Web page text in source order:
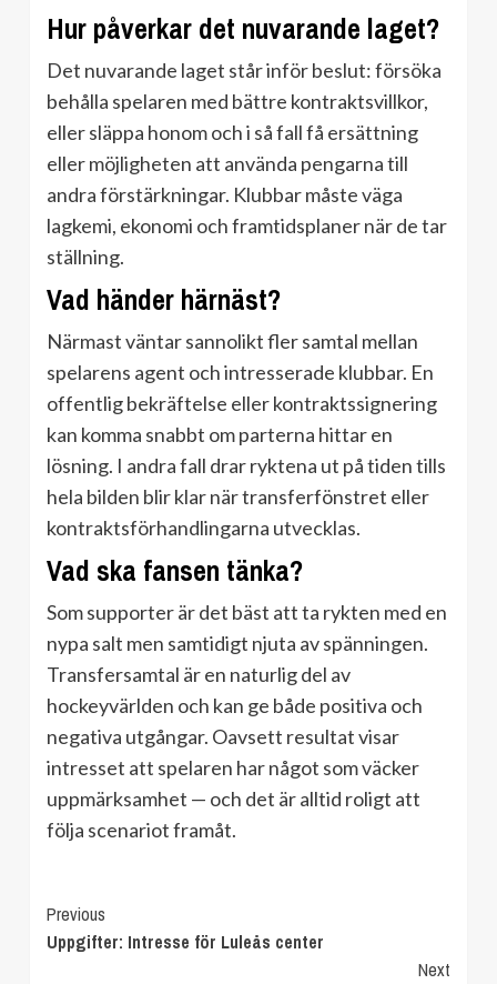
Hur påverkar det nuvarande laget?
Det nuvarande laget står inför beslut: försöka
behålla spelaren med bättre kontraktsvillkor,
eller släppa honom och i så fall få ersättning
eller möjligheten att använda pengarna till
andra förstärkningar. Klubbar måste väga
lagkemi, ekonomi och framtidsplaner när de tar
ställning.
Vad händer härnäst?
Närmast väntar sannolikt fler samtal mellan
spelarens agent och intresserade klubbar. En
offentlig bekräftelse eller kontraktssignering
kan komma snabbt om parterna hittar en
lösning. I andra fall drar ryktena ut på tiden tills
hela bilden blir klar när transferfönstret eller
kontraktsförhandlingarna utvecklas.
Vad ska fansen tänka?
Som supporter är det bäst att ta rykten med en
nypa salt men samtidigt njuta av spänningen.
Transfersamtal är en naturlig del av
hockeyvärlden och kan ge både positiva och
negativa utgångar. Oavsett resultat visar
intresset att spelaren har något som väcker
uppmärksamhet — och det är alltid roligt att
följa scenariot framåt.
Continue
Reading
Previous
Uppgifter: Intresse för Luleås center
Next